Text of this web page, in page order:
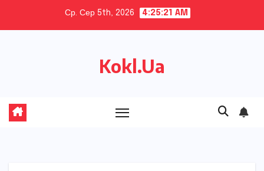
Ср. Сер 5th, 2026 4:25:22 AM
Kokl.Ua